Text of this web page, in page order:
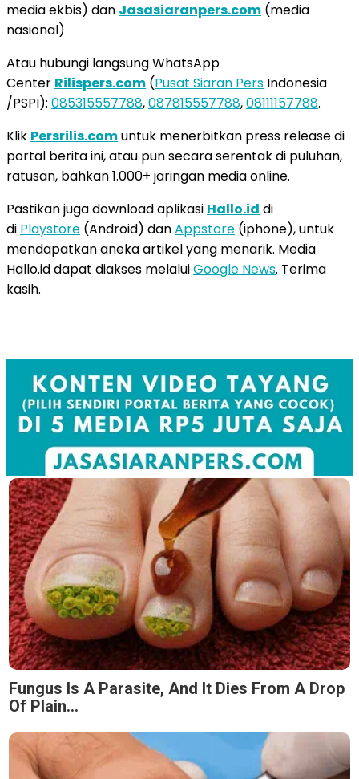
media ekbis) dan Jasasiaranpers.com (media
nasional)
Atau hubungi langsung WhatsApp
Center Rilispers.com (Pusat Siaran Pers Indonesia
/PSPI): 085315557788,087815557788,08111157788.
Klik Persrilis.comuntuk menerbitkan press release di
portal berita ini, atau pun secara serentak di puluhan,
ratusan, bahkan 1.000+ jaringan media online.
Pastikan juga download aplikasi Hallo.id di
di Playstore (Android) danAppstore (iphone), untuk
mendapatkan aneka artikel yang menarik. Media
Hallo.id dapat diakses melaluiGoogle News. Terima
kasih.
Fungus Is A Parasite, And It Dies From A Drop
Of Plain...